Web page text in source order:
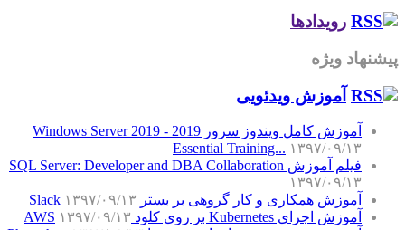
رویدادها
پیشنهاد ویژه
آموزش‌ ویدئویی
آموزش کامل ویندوز سرور 2019 - Windows Server 2019
Essential Training... ۱۳۹۷/۰۹/۱۳
فیلم آموزش SQL Server: Developer and DBA Collaboration
۱۳۹۷/۰۹/۱۳
آموزش همکاری و کار گروهی بر بستر Slack ۱۳۹۷/۰۹/۱۳
آموزش اجرای Kubernetes بر روی کلود AWS
۱۳۹۷/۰۹/۱۳